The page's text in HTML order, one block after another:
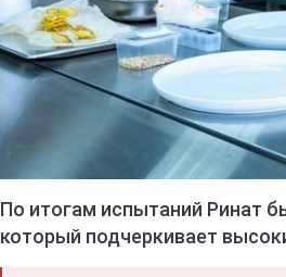
По итогам испытаний Ринат
который подчеркивает